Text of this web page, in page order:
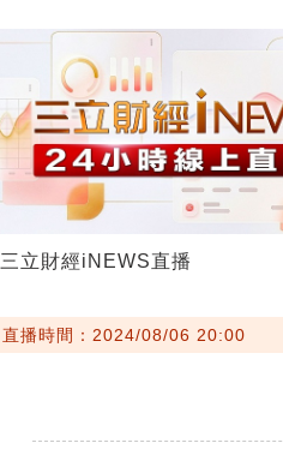
三立財經iNEWS直播
直播時間：2024/08/06 20:00